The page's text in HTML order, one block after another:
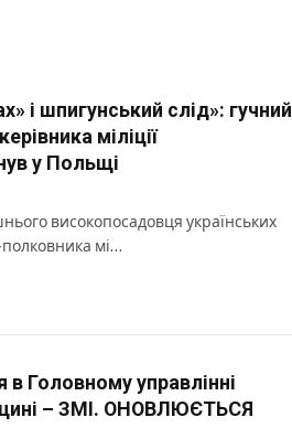
і шпигунський слід»: гучний
міліції
у Польщі
високопосадовця українських
мі…
Головному управлінні
– ЗМІ. ОНОВЛЮЄТЬСЯ